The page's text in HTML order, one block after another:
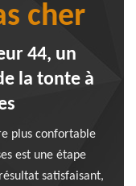
cher
44, un
la tonte à
plus confortable
est une étape
satisfaisant,